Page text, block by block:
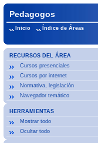
Pedagogos
Inicio Índice de Áreas
RECURSOS DEL ÁREA
Cursos presenciales
Cursos por internet
Normativa, legislación
Navegador temático
HERRAMIENTAS
Mostrar todo
Ocultar todo